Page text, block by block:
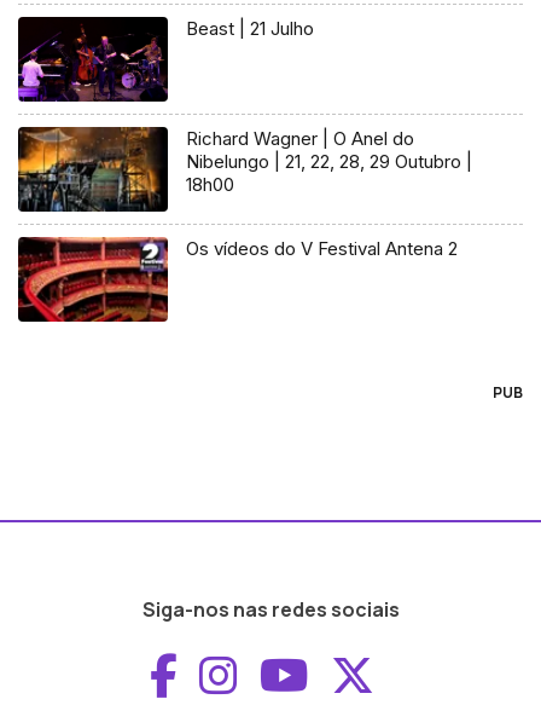
Beast | 21 Julho
Richard Wagner | O Anel do
Nibelungo | 21, 22, 28, 29 Outubro |
18h00
Os vídeos do V Festival Antena 2
PUB
Siga-nos nas redes sociais
Aceder ao
Aceder ao
Aceder ao